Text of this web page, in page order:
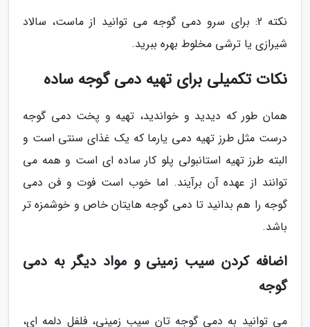
نکته 2: برای سرو دمی گوجه می توانید از ماست، سالاد
شیرازی یا ترشی مخلوط بهره ببرید.
نکات تکمیلی برای تهیه دمی گوجه ساده
همان طور که دیدید و خواندید، تهیه و پخت دمی گوجه
درست مثل طرز تهیه دمی یارما که یک غذای سنتی است و
البته طرز تهیه استانبولی پلو کار ساده ای است و همه می
توانند از عهده آن برآیند. اما خوب است فوت و فن دمی
گوجه را هم بدانید تا دمی گوجه هایتان خاص و خوشمزه تر
باشد.
اضافه کردن سیب زمینی و مواد دیگر به دمی
گوجه
می توانید به دمی گوجه تان سیب زمینی، فلفل دلمه ای،